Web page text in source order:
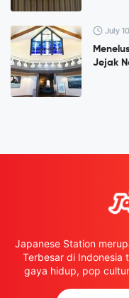
July
Jejak
Japanese Station
Terbesar di Indonesia
gaya hidup, pop